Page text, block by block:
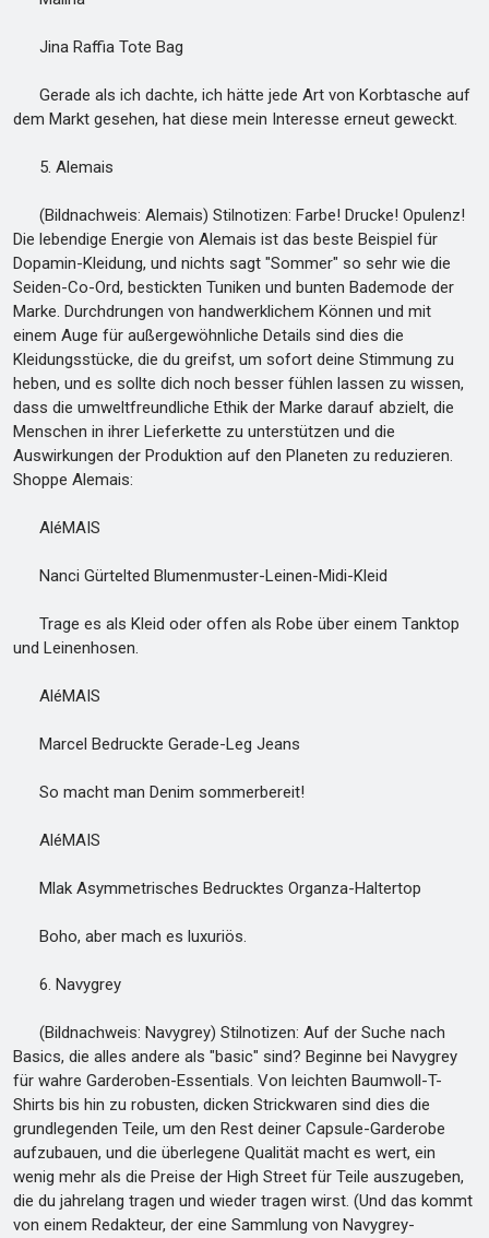
Jina Raffia Tote Bag
Gerade als ich dachte, ich hätte jede Art von Korbtasche auf
dem Markt gesehen, hat diese mein Interesse erneut geweckt.
5. Alemais
(Bildnachweis: Alemais) Stilnotizen: Farbe! Drucke! Opulenz!
Die lebendige Energie von Alemais ist das beste Beispiel für
Dopamin-Kleidung, und nichts sagt "Sommer" so sehr wie die
Seiden-Co-Ord, bestickten Tuniken und bunten Bademode der
Marke. Durchdrungen von handwerklichem Können und mit
einem Auge für außergewöhnliche Details sind dies die
Kleidungsstücke, die du greifst, um sofort deine Stimmung zu
heben, und es sollte dich noch besser fühlen lassen zu wissen,
dass die umweltfreundliche Ethik der Marke darauf abzielt, die
Menschen in ihrer Lieferkette zu unterstützen und die
Auswirkungen der Produktion auf den Planeten zu reduzieren.
Shoppe Alemais:
AléMAIS
Nanci Gürtelted Blumenmuster-Leinen-Midi-Kleid
Trage es als Kleid oder offen als Robe über einem Tanktop
und Leinenhosen.
AléMAIS
Marcel Bedruckte Gerade-Leg Jeans
So macht man Denim sommerbereit!
AléMAIS
Mlak Asymmetrisches Bedrucktes Organza-Haltertop
Boho, aber mach es luxuriös.
6. Navygrey
(Bildnachweis: Navygrey) Stilnotizen: Auf der Suche nach
Basics, die alles andere als "basic" sind? Beginne bei Navygrey
für wahre Garderoben-Essentials. Von leichten Baumwoll-T-
Shirts bis hin zu robusten, dicken Strickwaren sind dies die
grundlegenden Teile, um den Rest deiner Capsule-Garderobe
aufzubauen, und die überlegene Qualität macht es wert, ein
wenig mehr als die Preise der High Street für Teile auszugeben,
die du jahrelang tragen und wieder tragen wirst. (Und das kommt
von einem Redakteur, der eine Sammlung von Navygrey-